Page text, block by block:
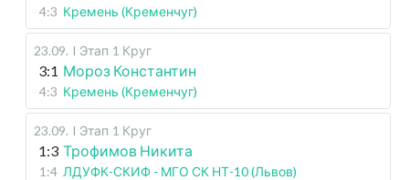
4:3 Кремень (Кременчуг)
23.09. I Этап 1 Круг
3:1 Мороз Константин
4:3 Кремень (Кременчуг)
23.09. I Этап 1 Круг
1:3 Трофимов Никита
1:4 ЛДУФК-СКИФ - МГО СК НТ-10 (Львов)